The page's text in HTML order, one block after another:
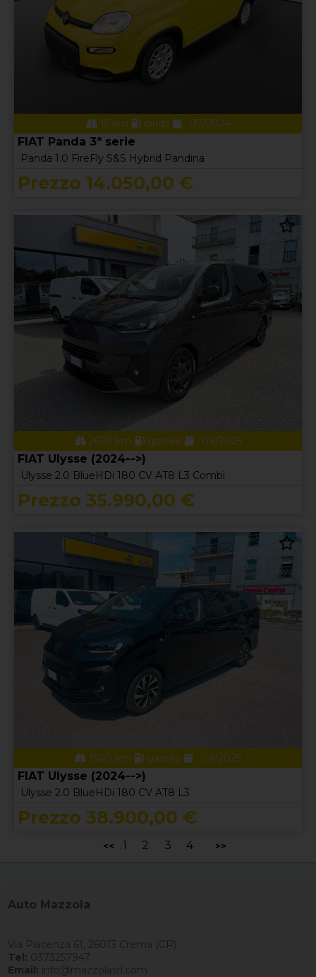
15 km ibrida 07/2024
FIAT Panda 3ª serie
Panda 1.0 FireFly S&S Hybrid Pandina
Prezzo 14.050,00 €
2620 km gasolio 09/2025
FIAT Ulysse (2024-->)
Ulysse 2.0 BlueHDi 180 CV AT8 L3 Combi
Prezzo 35.990,00 €
1500 km gasolio 09/2025
FIAT Ulysse (2024-->)
Ulysse 2.0 BlueHDi 180 CV AT8 L3
Prezzo 38.900,00 €
<< 1 2 3 4 >>
Auto Mazzola
Via Piacenza 61, 26013 Crema (CR)
Tel: 0373257947
Email: info@mazzolasrl.com